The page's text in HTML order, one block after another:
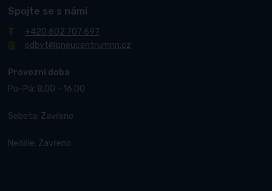
Spojte se s námi
+420 602 707 697
odbyt@pneucentrumnn.cz
Provozní doba
Po–Pá: 8.00 - 16.00
Sobota: Zavřeno
Neděle: Zavřeno